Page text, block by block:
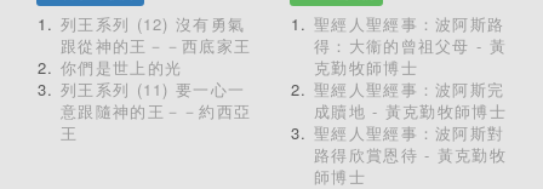
列王系列 (12) 沒有勇氣
跟從神的王－－西底家王
你們是世上的光
列王系列 (11) 要一心一
意跟隨神的王－－約西亞
王
聖經人聖經事：波阿斯路
得：大衞的曾祖父母 - 黃
克勤牧師博士
聖經人聖經事：波阿斯完
成贖地 - 黃克勤牧師博士
聖經人聖經事：波阿斯對
路得欣賞恩待 - 黃克勤牧
師博士